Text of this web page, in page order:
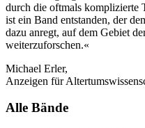
durch die oftmals komplizierte
ist ein Band entstanden, der
dazu anregt, auf dem Gebiet
weiterzuforschen.«
Michael Erler,
Anzeigen für
Alle Bände